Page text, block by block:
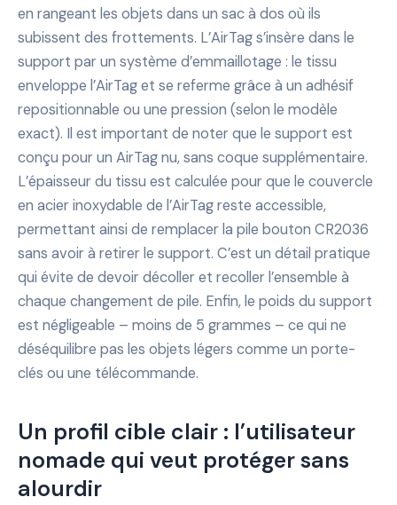
en rangeant les objets dans un sac à dos où ils
subissent des frottements. L’AirTag s’insère dans le
support par un système d’emmaillotage : le tissu
enveloppe l’AirTag et se referme grâce à un adhésif
repositionnable ou une pression (selon le modèle
exact). Il est important de noter que le support est
conçu pour un AirTag nu, sans coque supplémentaire.
L’épaisseur du tissu est calculée pour que le couvercle
en acier inoxydable de l’AirTag reste accessible,
permettant ainsi de remplacer la pile bouton CR2036
sans avoir à retirer le support. C’est un détail pratique
qui évite de devoir décoller et recoller l’ensemble à
chaque changement de pile. Enfin, le poids du support
est négligeable – moins de 5 grammes – ce qui ne
déséquilibre pas les objets légers comme un porte-
clés ou une télécommande.
Un profil cible clair : l’utilisateur
nomade qui veut protéger sans
alourdir